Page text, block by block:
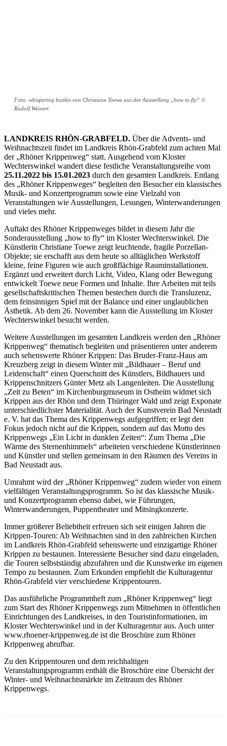
Foto: whispering bottles von Christiane Toewe aus der Ausstellung „how to fly“ ©
Rudolf Weinert
LANDKREIS RHÖN-GRABFELD. Über die Advents- und
Weihnachtszeit findet im Landkreis Rhön-Grabfeld zum achten Mal
der „Rhöner Krippenweg“ statt. Ausgehend vom Kloster
Wechterswinkel wandert diese festliche Veranstaltungsreihe vom
25.11.2022 bis 15.01.2023 durch den gesamten Landkreis. Entlang
des „Rhöner Krippenweges“ begleiten den Besucher ein klassisches
Musik- und Konzertprogramm sowie eine Vielzahl von
Veranstaltungen wie Ausstellungen, Lesungen, Winterwanderungen
und vieles mehr.
Auftakt des Rhöner Krippenweges bildet in diesem Jahr die
Sonderausstellung „how to fly“ im Kloster Wechterswinkel. Die
Künstlerin Christiane Toewe zeigt leuchtende, fragile Porzellan-
Objekte; sie erschafft aus dem heute so alltäglichen Werkstoff
kleine, feine Figuren wie auch großflächige Rauminstallationen.
Ergänzt und erweitert durch Licht, Video, Klang oder Bewegung
entwickelt Toewe neue Formen und Inhalte. Ihre Arbeiten mit teils
gesellschaftskritischen Themen bestechen durch die Transluzenz,
dem feinsinnigen Spiel mit der Balance und einer unglaublichen
Ästhetik. Ab dem 26. November kann die Ausstellung im Kloster
Wechterswinkel besucht werden.
Weitere Ausstellungen im gesamten Landkreis werden den „Rhöner
Krippenweg“ thematisch begleiten und präsentieren unter anderem
auch sehenswerte Rhöner Krippen: Das Bruder-Franz-Haus am
Kreuzberg zeigt in diesem Winter mit „Bildhauer – Beruf und
Leidenschaft“ einen Querschnitt des Künstlers, Bildhauers und
Krippenschnitzers Günter Metz als Langenleiten. Die Ausstellung
„Zeit zu Beten“ im Kirchenburgmuseum in Ostheim widmet sich
Krippen aus der Rhön und dem Thüringer Wald und zeigt Exponate
unterschiedlichster Materialität. Auch der Kunstverein Bad Neustadt
e. V. hat das Thema des Krippenwegs aufgegriffen; er legt den
Fokus jedoch nicht auf die Krippen, sondern auf das Motto des
Krippenwegs „Ein Licht in dunklen Zeiten“: Zum Thema „Die
Wärme des Sternenhimmels“ arbeiteten verschiedene Künstlerinnen
und Künstler und stellen gemeinsam in den Räumen des Vereins in
Bad Neustadt aus.
Umrahmt wird der „Rhöner Krippenweg“ zudem wieder von einem
vielfältigen Veranstaltungsprogramm. So ist das klassische Musik-
und Konzertprogramm ebenso dabei, wie Führungen,
Winterwanderungen, Puppentheater und Mitsingkonzerte.
Immer größerer Beliebtheit erfreuen sich seit einigen Jahren die
Krippen-Touren: Ab Weihnachten sind in den zahlreichen Kirchen
im Landkreis Rhön-Grabfeld sehenswerte und einzigartige Rhöner
Krippen zu bestaunen. Interessierte Besucher sind dazu eingeladen,
die Touren selbstständig abzufahren und die Kunstwerke im eigenen
Tempo zu bestaunen. Zum Erkunden empfiehlt die Kulturagentur
Rhön-Grabfeld vier verschiedene Krippentouren.
Das ausführliche Programmheft zum „Rhöner Krippenweg“ liegt
zum Start des Rhöner Krippenwegs zum Mitnehmen in öffentlichen
Einrichtungen des Landkreises, in den Touristinformationen, im
Kloster Wechterswinkel und in der Kulturagentur aus. Auch unter
www.rhoener-krippenweg.de ist die Broschüre zum Rhöner
Krippenweg abrufbar.
Zu den Krippentouren und dem reichhaltigen
Veranstaltungsprogramm enthält die Broschüre eine Übersicht der
Winter- und Weihnachtsmärkte im Zeitraum des Rhöner
Krippenwegs.